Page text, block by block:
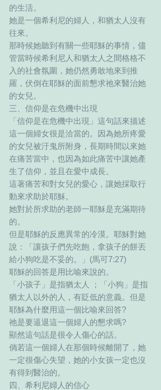
的生活。
她是一個希利尼的婦人，和猶太人沒有
往來。
那時候她聽到有關一些耶穌的事情，儘
管當時候希利尼人和猶太人之間格格不
入的社會氛圍，她仍然勇敢地來到推
羅，伏倒在耶穌的面前懇求祂來醫治她
的女兒。
三、信仰是在危機中出現
「信仰是在危機中出現」這句話來描述
這一個婦女很是洽當的。因為她所疼愛
的女兒被汙鬼所附身，長期時間以來她
在痛苦當中，也因為如此痛苦中讓她產
生了信仰，並且在愛中成長。
這著痛苦和對女兒的愛心，讓她採取行
動來求助於耶穌。
她對於所求助的老師一耶穌是充滿期待
的。
但是耶穌的反應異常的冷漠。耶穌對她
說：「讓孩子們先吃飽，拿孩子的餅丟
給小狗吃是不妥的。」(馬可7:27)
耶穌的回答是用比喻來說的。
「小孩子」是指猶太人 ；「小狗」是指
猶太人以外的人，有貶低的意義。但是
耶穌為什麼用這一個比喻來回答?
祂是要逼退這一個婦人的懇求嗎?
顯然這句話是很令人傷心的話。
倘若這一個婦人在那個時候離開了，她
一定很傷心失望，她的小女孩一定也沒
有得到醫治的。
四、希利尼婦人的信心